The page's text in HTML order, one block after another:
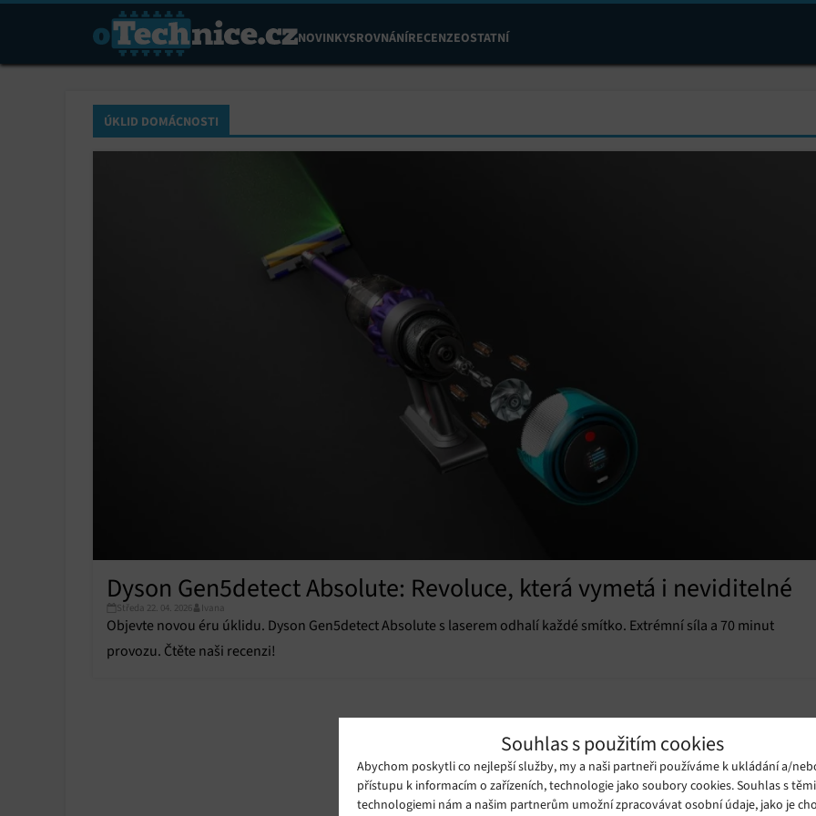
Souhlas s použitím cookies
Abychom poskytli co nejlepší služby, my a naši partneři používáme k ukládání a/
přístupu k informacím o zařízeních, technologie jako soubory cookies. Souhlas s
technologiemi nám a našim partnerům umožní zpracovávat osobní údaje, jako je
NOVINKYSROVNÁNÍRECENZEOSTATNÍ
ÚKLID DOMÁCNOSTI
Dyson Gen5detect Absolute: Revoluce, která vymetá i neviditelné
Středa 22. 04. 2026 Ivana
Objevte novou éru úklidu. Dyson Gen5detect Absolute s laserem odhalí každé smítko. Extrémní síla a 70 minut
provozu. Čtěte naši recenzi!